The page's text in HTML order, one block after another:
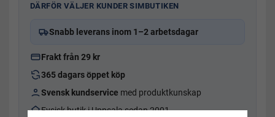
DÄRFÖR VÄLJER KUNDER SIMBUTIKEN
Snabb leverans inom 1–2 arbetsdagar
Frakt från 29 kr
365 dagars öppet köp
Svensk kundservice med produktkunskap
Fysisk butik i Uppsala sedan 2001